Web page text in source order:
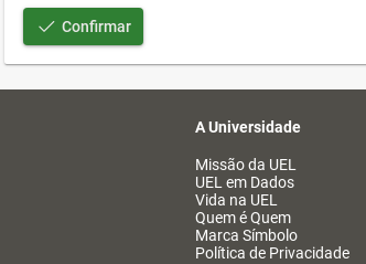
Confirmar
A Universidade
Missão da UEL
UEL em Dados
Vida na UEL
Quem é Quem
Marca Símbolo
Política de Privacidade